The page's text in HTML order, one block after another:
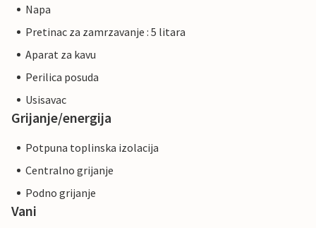
Napa
Pretinac za zamrzavanje : 5 litara
Aparat za kavu
Perilica posuda
Usisavac
Grijanje/energija
Potpuna toplinska izolacija
Centralno grijanje
Podno grijanje
Vani